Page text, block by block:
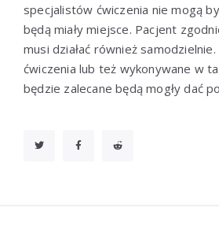
specjalistów ćwiczenia nie mogą
będą miały miejsce. Pacjent
musi działać również
ćwiczenia lub też wykonywane w
będzie zalecane będą mogły dać